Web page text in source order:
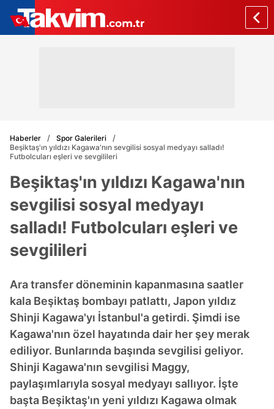
Haberler
Spor Galerileri
Beşiktaş'ın yıldızı Kagawa'nın sevgilisi sosyal medyayı salladı!
Futbolcuları eşleri ve sevgilileri
Beşiktaş'ın yıldızı Kagawa'nın
sevgilisi sosyal medyayı
salladı! Futbolcuları eşleri ve
sevgilileri
Ara transfer döneminin kapanmasına saatler
kala Beşiktaş bombayı patlattı, Japon yıldız
Shinji Kagawa'yı İstanbul'a getirdi. Şimdi ise
Kagawa'nın özel hayatında dair her şey merak
ediliyor. Bunlarında başında sevgilisi geliyor.
Shinji Kagawa'nın sevgilisi Maggy,
paylaşımlarıyla sosyal medyayı sallıyor. İşte
başta Beşiktaş'ın yeni yıldızı Kagawa olmak